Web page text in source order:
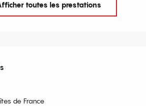
toutes les prestations
de
de France